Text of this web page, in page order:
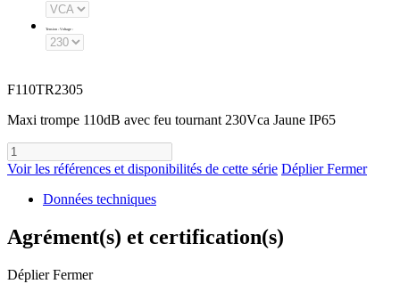
Tension - Voltage :
F110TR2305
Maxi trompe 110dB avec feu tournant 230Vca Jaune IP65
Voir les références et disponibilités de cette série Déplier Fermer
Données techniques
Agrément(s) et certification(s)
Déplier Fermer